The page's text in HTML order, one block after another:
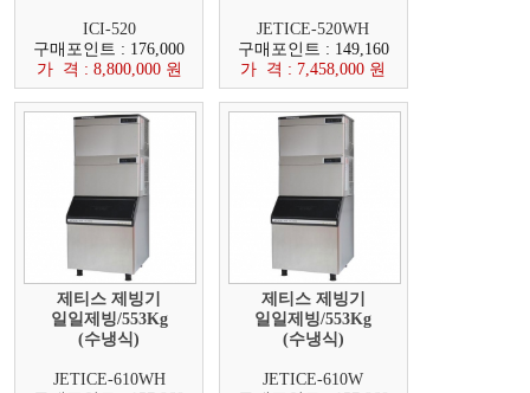
ICI-520
구매포인트 : 176,000
가 격 : 8,800,000 원
JETICE-520WH
구매포인트 : 149,160
가 격 : 7,458,000 원
제티스 제빙기
일일제빙/553Kg
(수냉식)
JETICE-610WH
제티스 제빙기
일일제빙/553Kg
(수냉식)
JETICE-610W